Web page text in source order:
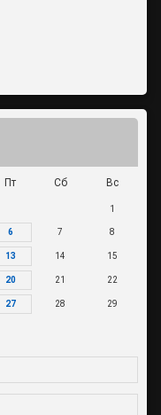
Пт Сб Вс
1
6 7 8
13 14 15
20 21 22
27 28 29